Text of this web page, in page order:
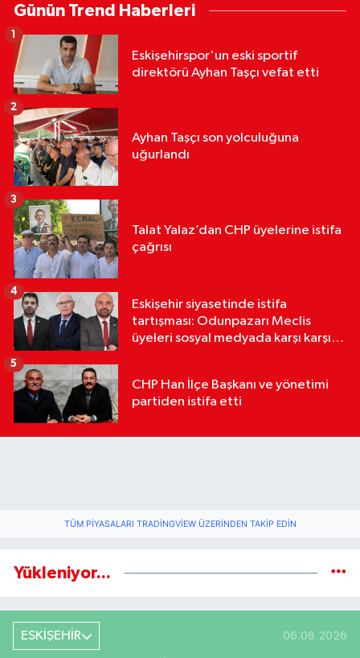
Günün Trend Haberleri
Eskişehirspor'un eski sportif
direktörü Ayhan Taşçı vefat etti
1
Ayhan Taşçı son yolculuğuna
uğurlandı
2
Talat Yalaz’dan CHP üyelerine istifa
çağrısı
3
Eskişehir siyasetinde istifa
tartışması: Odunpazarı Meclis
üyeleri sosyal medyada karşı karşıya
4
CHP Han İlçe Başkanı ve yönetimi
partiden istifa etti
5
TÜM PIYASALARI TRADINGVIEW ÜZERINDEN TAKIP EDIN
Yükleniyor...
ESKİŞEHİR 06.08.2026